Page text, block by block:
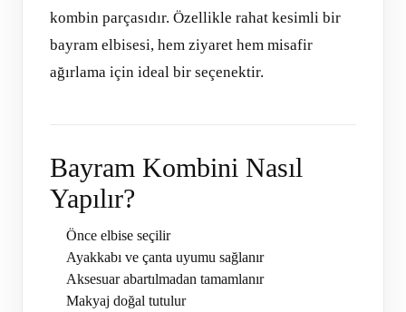
kombin parçasıdır. Özellikle rahat kesimli bir
bayram elbisesi, hem ziyaret hem misafir
ağırlama için ideal bir seçenektir.
Bayram Kombini Nasıl
Yapılır?
Önce elbise seçilir
Ayakkabı ve çanta uyumu sağlanır
Aksesuar abartılmadan tamamlanır
Makyaj doğal tutulur